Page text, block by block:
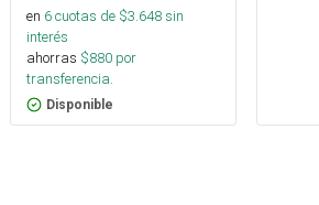
en 6cuotas de $3.648sin
interés
ahorras $880 por
transferencia.
Disponible